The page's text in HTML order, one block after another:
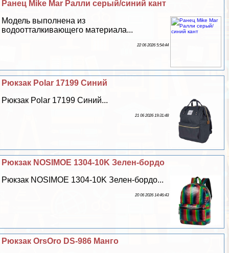
Ранец Mike Mar Ралли серый/синий кант
Модель выполнена из
водоотталкивающего материала...
22 06 2026 5:54:44
Рюкзак Polar 17199 Синий
Рюкзак Polar 17199 Синий...
21 06 2026 19:31:48
Рюкзак NOSIMOE 1304-10K Зелен-бордо
Рюкзак NOSIMOE 1304-10K Зелен-бордо...
20 06 2026 14:46:43
Рюкзак OrsOro DS-986 Манго